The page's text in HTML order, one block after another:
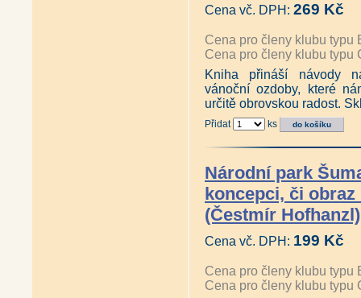
Cena vč. DPH: 269 Kč
Cena pro členy klubu typu
Cena pro členy klubu typu
Kniha přináší návody
vánoční ozdoby, které
určitě obrovskou radost.
Přidat ks
Národní park
koncepci, či
(Čestmír Hofhanzl)
Cena vč. DPH: 199 Kč
Cena pro členy klubu typu
Cena pro členy klubu typu